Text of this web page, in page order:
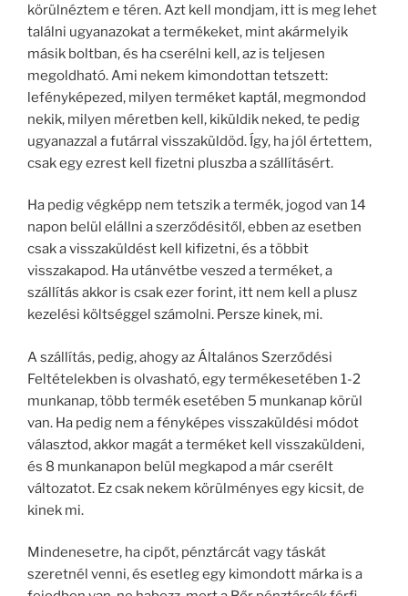
körülnéztem e téren. Azt kell mondjam, itt is meg lehet
találni ugyanazokat a termékeket, mint akármelyik
másik boltban, és ha cserélni kell, az is teljesen
megoldható. Ami nekem kimondottan tetszett:
lefényképezed, milyen terméket kaptál, megmondod
nekik, milyen méretben kell, kiküldik neked, te pedig
ugyanazzal a futárral visszaküldöd. Így, ha jól értettem,
csak egy ezrest kell fizetni pluszba a szállításért.
Ha pedig végképp nem tetszik a termék, jogod van 14
napon belül elállni a szerződésitől, ebben az esetben
csak a visszaküldést kell kifizetni, és a többit
visszakapod. Ha utánvétbe veszed a terméket, a
szállítás akkor is csak ezer forint, itt nem kell a plusz
kezelési költséggel számolni. Persze kinek, mi.
A szállítás, pedig, ahogy az Általános Szerződési
Feltételekben is olvasható, egy termékesetében 1-2
munkanap, több termék esetében 5 munkanap körül
van. Ha pedig nem a fényképes visszaküldési módot
választod, akkor magát a terméket kell visszaküldeni,
és 8 munkanapon belül megkapod a már cserélt
változatot. Ez csak nekem körülményes egy kicsit, de
kinek mi.
Mindenesetre, ha cipőt, pénztárcát vagy táskát
szeretnél venni, és esetleg egy kimondott márka is a